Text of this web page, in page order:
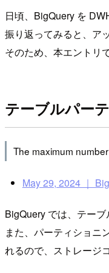
日頃、BigQuery を
振り返ってみると、ア
そのため、本エントリ
テーブルパー
The maximum
May 29, 2024 ｜
BigQuery では、テー
また、パーティショニ
れるので、ストレージ